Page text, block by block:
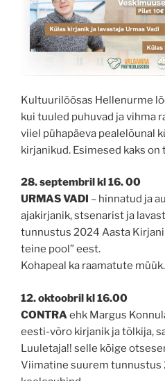
Kultuurilõõsas Hellenurme
kui tuuled puhuvad ja vihma
viiel pühapäeva pealelõunal
kirjanikud. Esimesed kaks on
28. septembril kl 16. 00
URMAS VADI – hinnatud ja
ajakirjanik, stsenarist ja
tunnustus 2024 Aasta
teine pool” eest.
Kohapeal ka raamatute müük.
12. oktoobril kl 16.00
CONTRAehk Margus
eesti-võro kirjanik ja tõlkija,
Luuletaja!! selle kõige
Viimatine suurem tunnustus